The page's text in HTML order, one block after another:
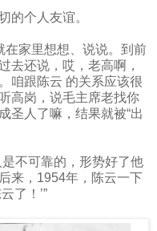
的个人友谊。
在家里想想、说说。到前
去还说，哎，老高啊，
咱跟陈云 的关系应该很
高岗，说毛主席老找你
圣人了嘛，结果就被“出
不可靠的，形势好了他
来， 1954年，陈云一下
了！’”